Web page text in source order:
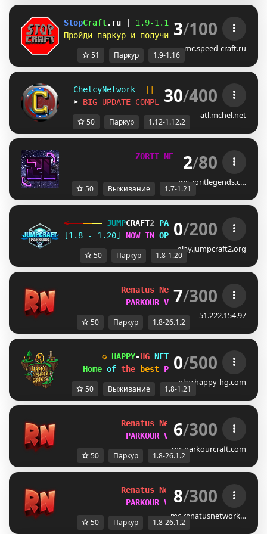
StopCraft.ru 1.9-1.16 | Честный сервер
Пройди паркур и получи донат бесплатно!
3/100
mc.speed-craft.ru
51 Паркур 1.9-1.16
ChelcyNetwork Parkour/Athletic
➤ BIG UPDATE COMPLETED 1.12-1.12.2
30/400
atl.mchel.net
50 Паркур 1.12-1.12.2
ZORIT NE OR K [ 1. .
2/80
mc.zoritlegends.c…
50 Выживание 1.7-1.21
<------- JUMPCRAFT2 PARKOUR -- -- --->
[1.8 - 1.20] NOW IN OPEN BETA!
0/200
play.jumpcraft2.org
50 Паркур 1.8-1.20
Renatus Network 1.8-26.1.2
PARKOUR V3 OUT NOW
7/300
51.222.154.97
50 Паркур 1.8-26.1.2
✪ HAPPY-HG NETWORK ✪ [1.8-1.21
Home of the best Parkours ✚ Survival!
0/500
play.happy-hg.com
50 Выживание 1.8-1.21
Renatus Network 1.8-26.1.2
PARKOUR V3 OUT NOW
6/300
mc.parkourcraft.com
50 Паркур 1.8-26.1.2
Renatus Network 1.8-26.1.2
PARKOUR V3 OUT NOW
8/300
mc.renatusnetwork…
50 Паркур 1.8-26.1.2